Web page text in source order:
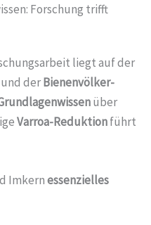
Forschung trifft
liegt auf der
und derBienenvölker-
über
Varroa-Reduktionführt
Imkernessenzielles